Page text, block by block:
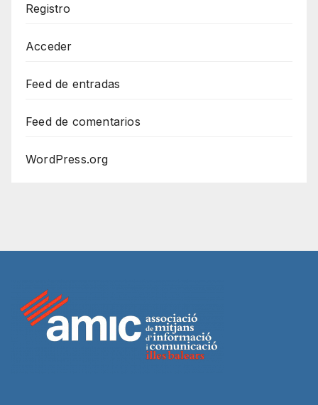
Registro
Acceder
Feed de entradas
Feed de comentarios
WordPress.org